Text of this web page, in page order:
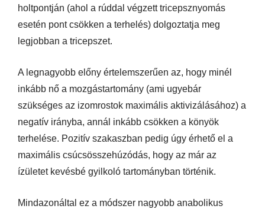
holtpontján (ahol a rúddal végzett tricepsznyomás
esetén pont csökken a terhelés) dolgoztatja meg
legjobban a tricepszet.
A legnagyobb előny értelemszerűen az, hogy minél
inkább nő a mozgástartomány (ami ugyebár
szükséges az izomrostok maximális aktivizálásához) a
negatív irányba, annál inkább csökken a könyök
terhelése. Pozitív szakaszban pedig úgy érhető el a
maximális csúcsösszehúzódás, hogy az már az
ízületet kevésbé gyilkoló tartományban történik.
Mindazonáltal ez a módszer nagyobb anabolikus